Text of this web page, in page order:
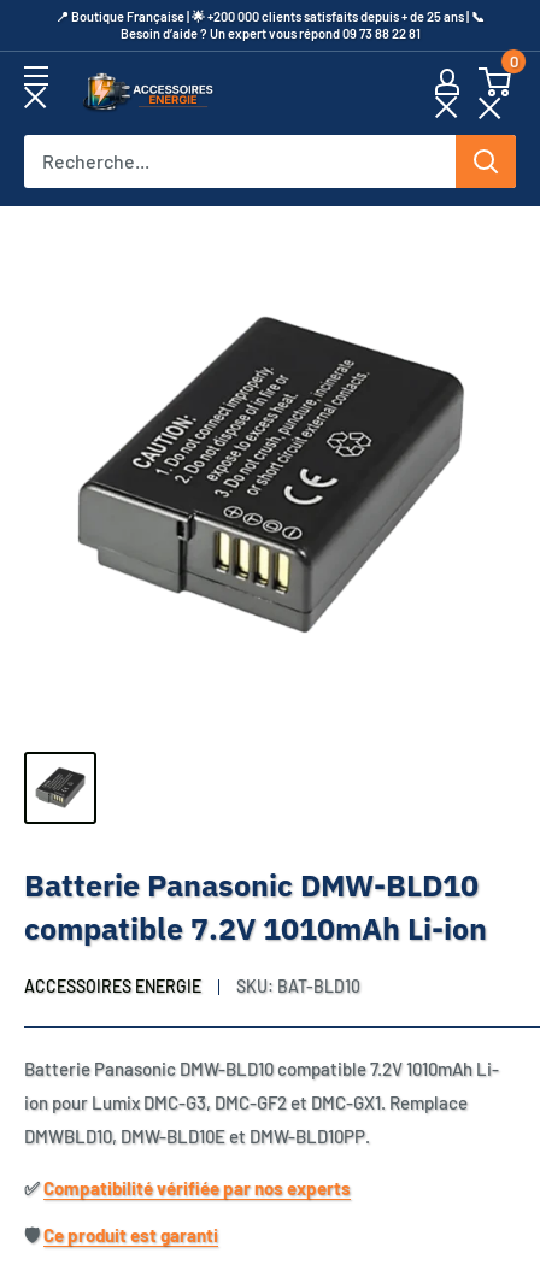
au
contenu
​📍​ Boutique Française | 🌟 +200 000 clients satisfaits depuis + de 25 ans | 📞​
Besoin d’aide ? Un expert vous répond 09 73 88 22 81
Accessoires
0
Batterie Panasonic DMW-BLD10
compatible 7.2V 1010mAh Li-ion
ACCESSOIRES ENERGIE SKU: BAT-BLD10
Batterie Panasonic DMW-BLD10 compatible 7.2V 1010mAh Li-
ion pour Lumix DMC-G3, DMC-GF2 et DMC-GX1. Remplace
DMWBLD10, DMW-BLD10E et DMW-BLD10PP.
✅​Compatibilité vérifiée par nos experts
🛡️​Ce produit est garanti